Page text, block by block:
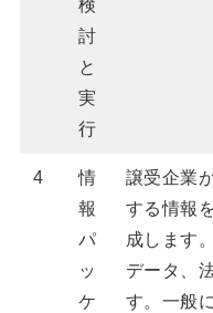
検
討
と
実
行
4
情
報
パ
ッ
ケ
譲受企業
する情報
成します
データ、
す。一般